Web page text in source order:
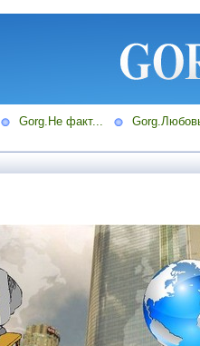
Gorg.Не факт...